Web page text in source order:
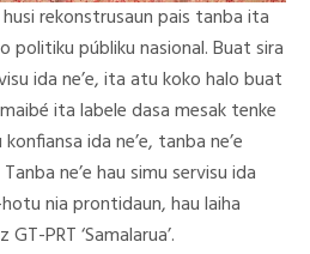
husi rekonstrusaun pais tanba ita
politiku públiku nasional. Buat sira
ida ne’e, ita atu koko halo buat
ita labele dasa mesak tenke
ida ne’e, tanba ne’e
Tanba ne’e hau simu servisu ida
nia prontidaun, hau laiha
PRT ‘Samalarua’.